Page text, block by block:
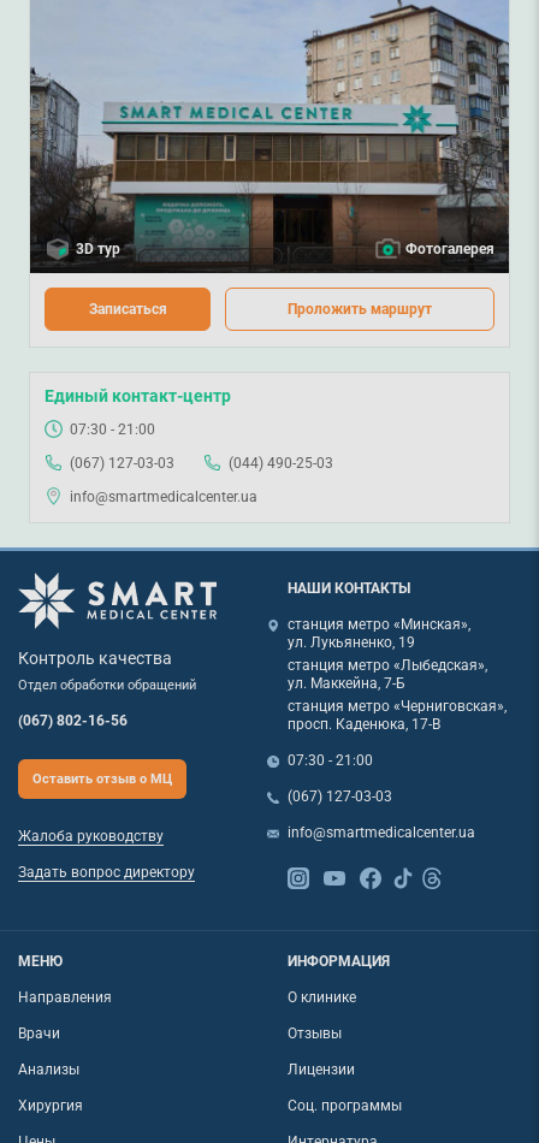
3D тур Фотогалерея
Записаться Проложить маршрут
Единый контакт-центр
07:30 - 21:00
(067) 127-03-03
(044) 490-25-03
info@smartmedicalcenter.ua
Контроль качества
Отдел обработки обращений
(067) 802-16-56
Оставить отзыв о МЦ
Жалоба руководству
Задать вопрос директору
НАШИ КОНТАКТЫ
станция метро «Минская»,
ул. Лукьяненко, 19
станция метро «Лыбедская»,
ул. Маккейна, 7-Б
станция метро «Черниговская»,
просп. Каденюка, 17-В
07:30 - 21:00
(067) 127-03-03
info@smartmedicalcenter.ua
МЕНЮ
Направления
Врачи
Анализы
Хирургия
ИНФОРМАЦИЯ
О клинике
Отзывы
Лицензии
Соц. программы